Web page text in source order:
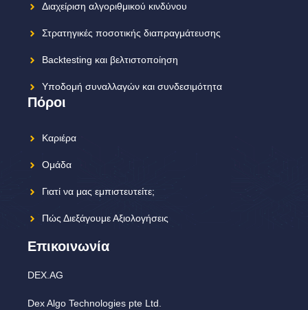
Διαχείριση αλγοριθμικού κινδύνου
Στρατηγικές ποσοτικής διαπραγμάτευσης
Backtesting και βελτιστοποίηση
Υποδομή συναλλαγών και συνδεσιμότητα
Πόροι
Καριέρα
Ομάδα
Γιατί να μας εμπιστευτείτε;
Πώς Διεξάγουμε Αξιολογήσεις
Επικοινωνία
DEX.AG
Dex Algo Technologies pte Ltd.